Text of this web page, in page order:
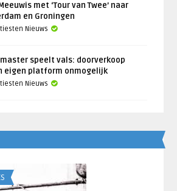
met ‘Tour van Twee’ naar
en Groningen
Nieuws
speelt vals: doorverkoop
eigen platform onmogelijk
Nieuws